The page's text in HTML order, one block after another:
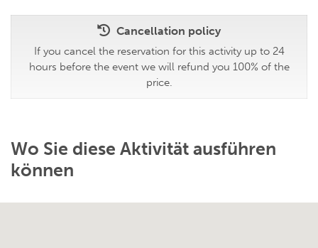
Cancellation policy
If you cancel the reservation for this activity up to 24
hours before the event we will refund you 100% of the
price.
Wo Sie diese Aktivität ausführen
können